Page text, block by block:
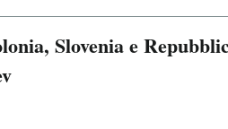
2026Slovenia e